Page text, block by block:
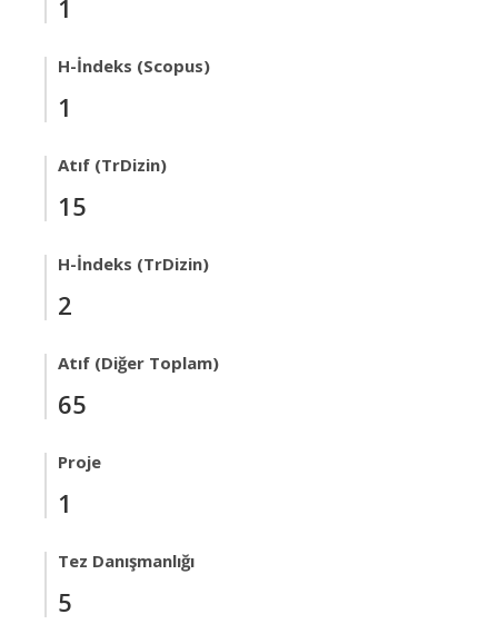
1
H-İndeks (Scopus)
1
Atıf (TrDizin)
15
H-İndeks (TrDizin)
2
Atıf (Diğer Toplam)
65
Proje
1
Tez Danışmanlığı
5